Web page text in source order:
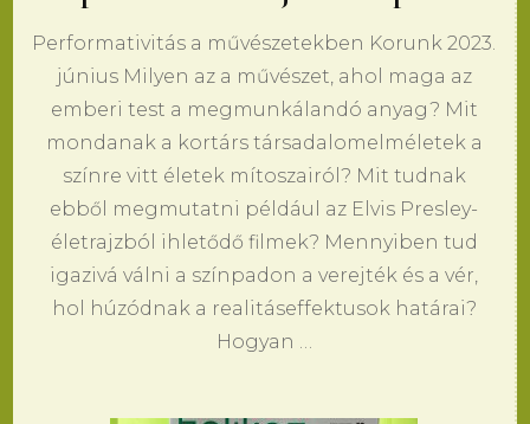
Performativitás a művészetekben Korunk 2023.
június Milyen az a művészet, ahol maga az
emberi test a megmunkálandó anyag? Mit
mondanak a kortárs társadalomelméletek a
színre vitt életek mítoszairól? Mit tudnak
ebből megmutatni például az Elvis Presley-
életrajzból ihletődő filmek? Mennyiben tud
igazivá válni a színpadon a verejték és a vér,
hol húzódnak a realitáseffektusok határai?
Hogyan …